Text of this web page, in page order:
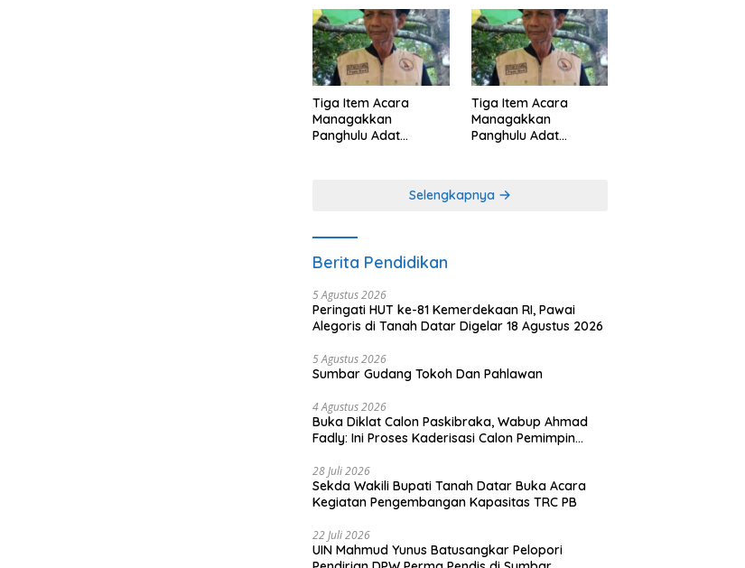
Dimanakah Lokasi
nya?
Tiga Item Acara
Managakkan
Panghulu Adat
Tiga Item Acara
Managakkan
Panghulu Adat
Selengkapnya
Berita Pendidikan
5 Agustus 2026
Peringati HUT ke-81 Kemerdekaan RI, Pawai
Alegoris di Tanah Datar Digelar 18 Agustus 2026
5 Agustus 2026
Sumbar Gudang Tokoh Dan Pahlawan
4 Agustus 2026
Buka Diklat Calon Paskibraka, Wabup Ahmad
Fadly: Ini Proses Kaderisasi Calon Pemimpin
28 Juli 2026
Sekda Wakili Bupati Tanah Datar Buka Acara
Kegiatan Pengembangan Kapasitas TRC PB
22 Juli 2026
UIN Mahmud Yunus Batusangkar Pelopori